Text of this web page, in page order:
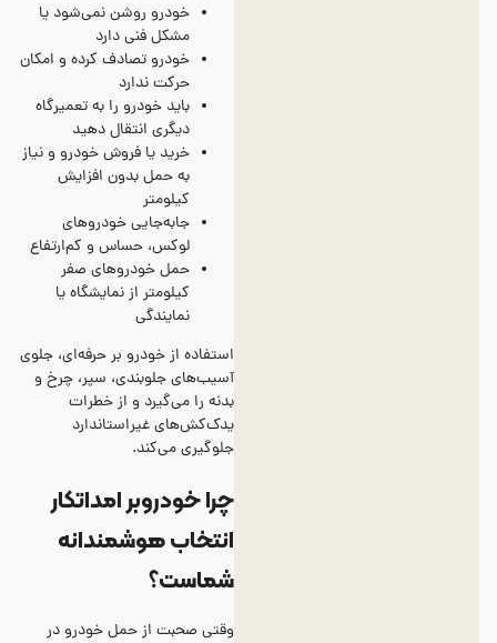
خودرو روشن نمی‌شود یا
مشکل فنی دارد
خودرو تصادف کرده و امکان
حرکت ندارد
باید خودرو را به تعمیرگاه
دیگری انتقال دهید
خرید یا فروش خودرو و نیاز
به حمل بدون افزایش
کیلومتر
جابه‌جایی خودروهای
لوکس، حساس و کم‌ارتفاع
حمل خودروهای صفر
کیلومتر از نمایشگاه یا
نمایندگی
استفاده از خودرو بر حرفه‌ای، جلوی
آسیب‌های جلوبندی، سپر، چرخ و
بدنه را می‌گیرد و از خطرات
یدک‌کش‌های غیراستاندارد
جلوگیری می‌کند.
چرا خودروبر امداتکار
انتخاب هوشمندانه
شماست؟
وقتی صحبت از حمل خودرو در